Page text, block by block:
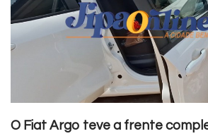
O Fiat Argo teve a frente